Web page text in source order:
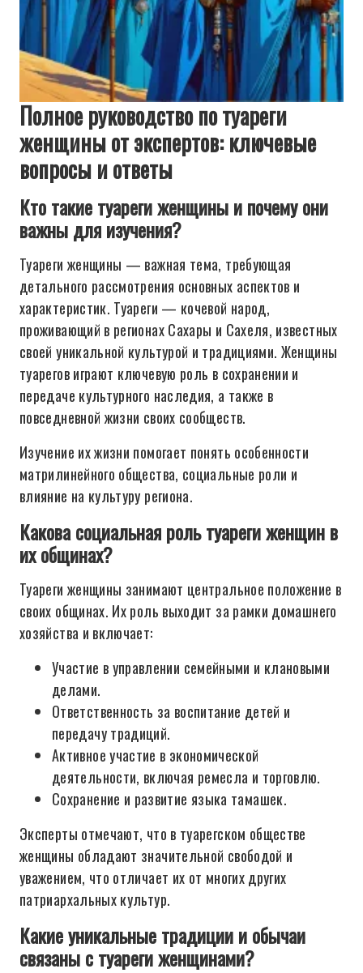
Полное руководство по туареги
женщины от экспертов: ключевые
вопросы и ответы
Кто такие туареги женщины и почему они
важны для изучения?
Туареги женщины — важная тема, требующая
детального рассмотрения основных аспектов и
характеристик. Туареги — кочевой народ,
проживающий в регионах Сахары и Сахеля, известных
своей уникальной культурой и традициями. Женщины
туарегов играют ключевую роль в сохранении и
передаче культурного наследия, а также в
повседневной жизни своих сообществ.
Изучение их жизни помогает понять особенности
матрилинейного общества, социальные роли и
влияние на культуру региона.
Какова социальная роль туареги женщин в
их общинах?
Туареги женщины занимают центральное положение в
своих общинах. Их роль выходит за рамки домашнего
хозяйства и включает:
Участие в управлении семейными и клановыми
делами.
Ответственность за воспитание детей и
передачу традиций.
Активное участие в экономической
деятельности, включая ремесла и торговлю.
Сохранение и развитие языка тамашек.
Эксперты отмечают, что в туарегском обществе
женщины обладают значительной свободой и
уважением, что отличает их от многих других
патриархальных культур.
Какие уникальные традиции и обычаи
связаны с туареги женщинами?